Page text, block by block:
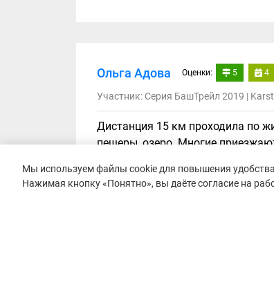
Ольга Адова Оценки: 5 4
Участник: Серия БашТрейл 2019 |
Дистанция 15 км проходила по
пещеры, озеро. Многие
скользко. Впрочем это только
медальки из природного
Мы используем файлы cookie для повышения
Нажимая кнопку «Понятно», вы даёте согласие на